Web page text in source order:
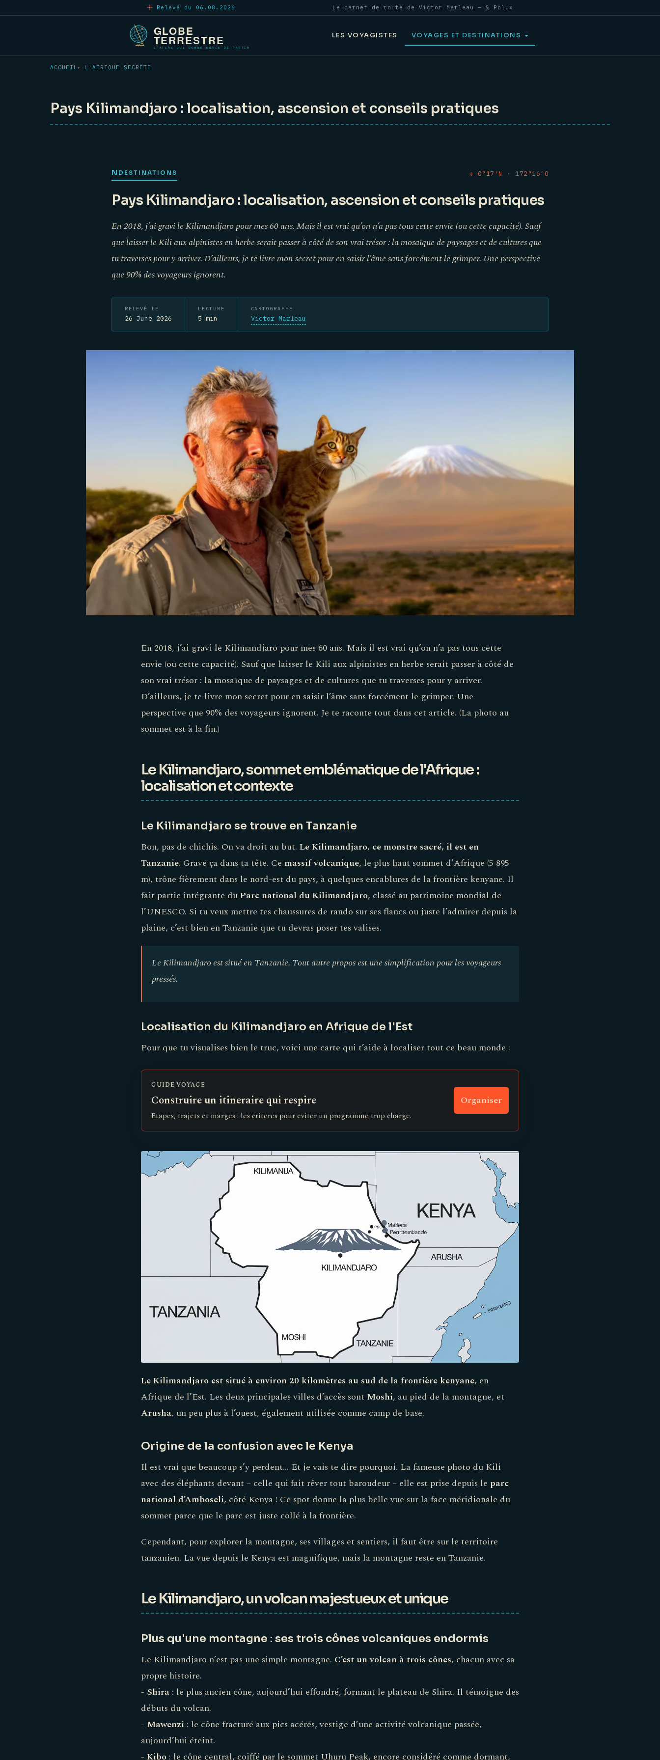
Relevé du 06.08.2026 Le carnet de route de Victor Marleau — & Polux
LES VOYAGISTES VOYAGES ET DESTINATIONS
ACCUEIL L'AFRIQUE SECRÈTE
Pays Kilimandjaro : localisation, ascension et conseils pratiques
N DESTINATIONS ✛ 0°17′N · 172°16′O
Pays Kilimandjaro : localisation, ascension et conseils pratiques
En 2018, j’ai gravi le Kilimandjaro pour mes 60 ans. Mais il est vrai qu’on n’a pas tous cette envie (ou cette capacité). Sauf
que laisser le Kili aux alpinistes en herbe serait passer à côté de son vrai trésor : la mosaïque de paysages et de cultures que
tu traverses pour y arriver. D’ailleurs, je te livre mon secret pour en saisir l’âme sans forcément le grimper. Une perspective
que 90% des voyageurs ignorent.
RELEVÉ LE
26 June 2026
LECTURE
5 min
CARTOGRAPHE
Victor Marleau
En 2018, j’ai gravi le Kilimandjaro pour mes 60 ans. Mais il est vrai qu’on n’a pas tous cette
envie (ou cette capacité). Sauf que laisser le Kili aux alpinistes en herbe serait passer à côté de
son vrai trésor : la mosaïque de paysages et de cultures que tu traverses pour y arriver.
D’ailleurs, je te livre mon secret pour en saisir l’âme sans forcément le grimper. Une
perspective que 90% des voyageurs ignorent. Je te raconte tout dans cet article. (La photo au
sommet est à la fin.)
Le Kilimandjaro, sommet emblématique de l'Afrique :
localisation et contexte
Le Kilimandjaro se trouve en Tanzanie
Bon, pas de chichis. On va droit au but. Le Kilimandjaro, ce monstre sacré, il est en
Tanzanie. Grave ça dans ta tête. Ce massif volcanique, le plus haut sommet d'Afrique (5 895
m), trône fièrement dans le nord-est du pays, à quelques encablures de la frontière kenyane. Il
fait partie intégrante duParc national du Kilimandjaro, classé au patrimoine mondial de
l’UNESCO. Si tu veux mettre tes chaussures de rando sur ses flancs ou juste l’admirer depuis la
plaine, c’est bien en Tanzanie que tu devras poser tes valises.
Le Kilimandjaro est situé en Tanzanie. Tout autre propos est une simplification pour les voyageurs
pressés.
Localisation du Kilimandjaro en Afrique de l'Est
Pour que tu visualises bien le truc, voici une carte qui t’aide à localiser tout ce beau monde :
GUIDE VOYAGE
Construire un itineraire qui respire
Etapes, trajets et marges : les criteres pour eviter un programme trop charge.
Organiser
Le Kilimandjaro est situé à environ 20 kilomètres au sud de la frontière kenyane, en
Afrique de l’Est. Les deux principales villes d’accès sont Moshi, au pied de la montagne, et
Arusha, un peu plus à l’ouest, également utilisée comme camp de base.
Origine de la confusion avec le Kenya
Il est vrai que beaucoup s’y perdent… Et je vais te dire pourquoi. La fameuse photo du Kili
avec des éléphants devant – celle qui fait rêver tout baroudeur – elle est prise depuis le parc
national d’Amboseli, côté Kenya ! Ce spot donne la plus belle vue sur la face méridionale du
sommet parce que le parc est juste collé à la frontière.
Cependant, pour explorer la montagne, ses villages et sentiers, il faut être sur le territoire
tanzanien. La vue depuis le Kenya est magnifique, mais la montagne reste en Tanzanie.
Le Kilimandjaro, un volcan majestueux et unique
Plus qu'une montagne : ses trois cônes volcaniques endormis
Le Kilimandjaro n’est pas une simple montagne. C’est un volcan à trois cônes, chacun avec sa
propre histoire.
- Shira : le plus ancien cône, aujourd’hui effondré, formant le plateau de Shira. Il témoigne des
débuts du volcan.
- Mawenzi : le cône fracturé aux pics acérés, vestige d’une activité volcanique passée,
aujourd’hui éteint.
- Kibo : le cône central, coiffé par le sommet Uhuru Peak, encore considéré comme dormant,